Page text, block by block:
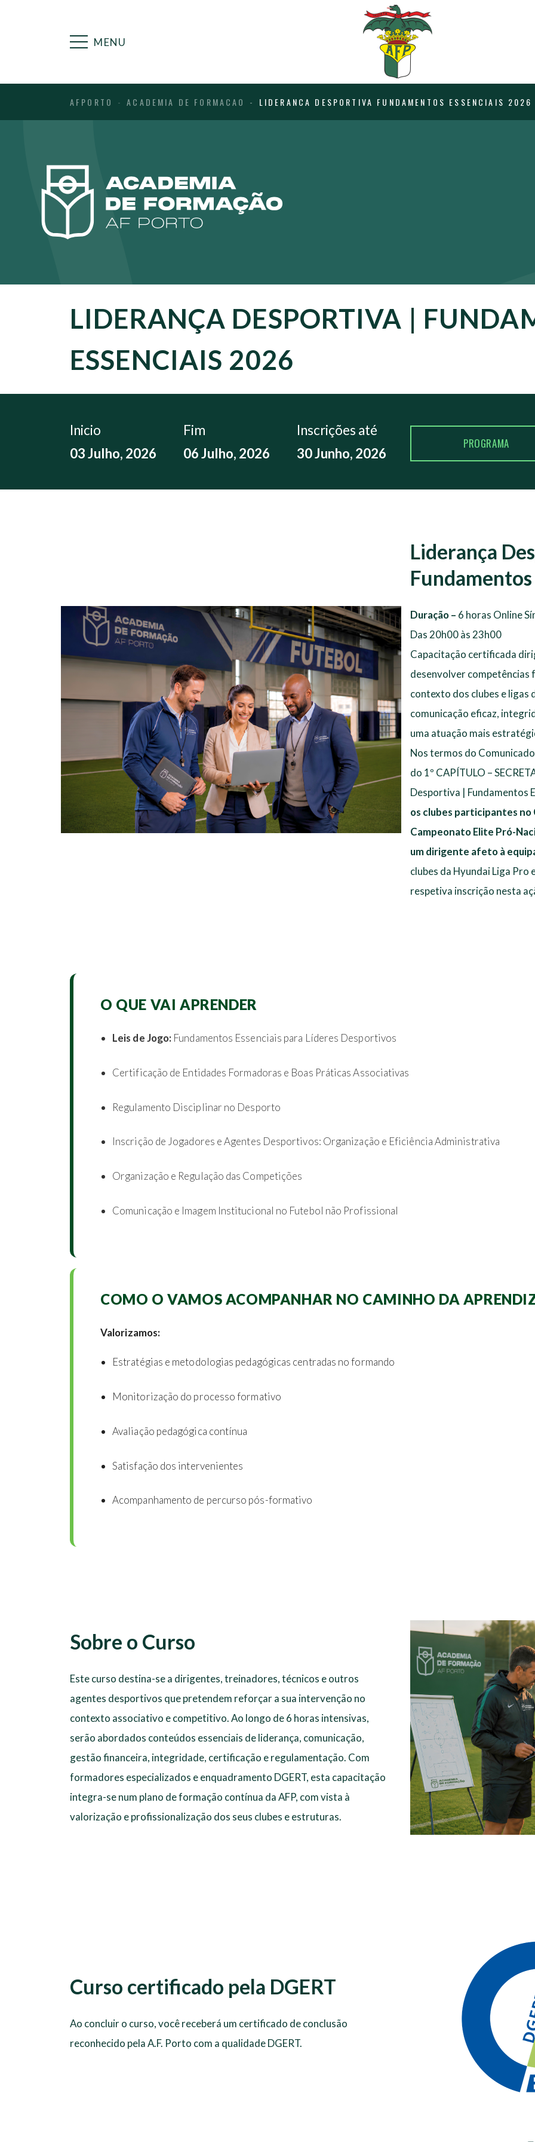
MENU
AFPORTO ACADEMIA DE FORMACAO LIDERANCA DESPORTIVA FUNDAMENTOS ESSENCIAIS 2026
LIDERANÇA DESPORTIVA |
ESSENCIAIS 2026
Inicio
03 Julho, 2026
Fim
06 Julho, 2026
Inscrições até
30 Junho, 2026
PROGRAMA
Liderança
Duração – 6 horas Online
Das 20h00 às 23h00
Capacitação certificada
desenvolver competências
contexto dos clubes e ligas
comunicação eficaz,
uma atuação mais
Nos termos do
do 1º CAPÍTULO –
Desportiva | Fundamentos
os clubes participantes no
Campeonato Elite Pró-
um dirigente afeto à
clubes da Hyundai Liga Pro
respetiva inscrição nesta
O QUE VAI APRENDER
Leis de Jogo: Fundamentos Essenciais para Líderes Desportivos
Certificação de Entidades Formadoras e Boas Práticas Associativas
Regulamento Disciplinar no Desporto
Inscrição de Jogadores e Agentes Desportivos: Organização e Eficiência Administrativa
Organização e Regulação das Competições
Comunicação e Imagem Institucional no Futebol não Profissional
COMO O VAMOS ACOMPANHAR NO CAMINHO DA
Valorizamos:
Estratégias e metodologias pedagógicas centradas no formando
Monitorização do processo formativo
Avaliação pedagógica contínua
Satisfação dos intervenientes
Acompanhamento de percurso pós-formativo
Sobre o Curso
Este curso destina-se a dirigentes, treinadores, técnicos e outros
agentes desportivos que pretendem reforçar a sua intervenção no
contexto associativo e competitivo. Ao longo de 6 horas intensivas,
serão abordados conteúdos essenciais de liderança, comunicação,
gestão financeira, integridade, certificação e regulamentação. Com
formadores especializados e enquadramento DGERT, esta capacitação
integra-se num plano de formação contínua da AFP, com vista à
valorização e profissionalização dos seus clubes e estruturas.
Curso certificado pela DGERT
Ao concluir o curso, você receberá um certificado de conclusão
reconhecido pela A.F. Porto com a qualidade DGERT.